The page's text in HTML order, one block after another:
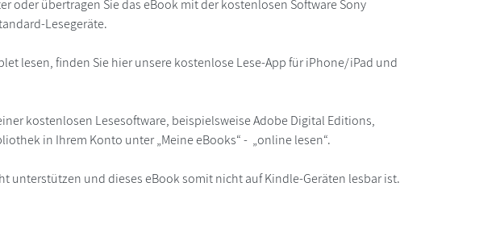
oder übertragen Sie das eBook mit der kostenlosen Software Sony
Lesegeräte.
lesen, finden Sie hier unsere kostenlose Lese-App für iPhone/iPad und
kostenlosen Lesesoftware, beispielsweise Adobe Digital Editions,
in Ihrem Konto unter „Meine eBooks“ - „online lesen“.
unterstützen und dieses eBook somit nicht auf Kindle-Geräten lesbar ist.